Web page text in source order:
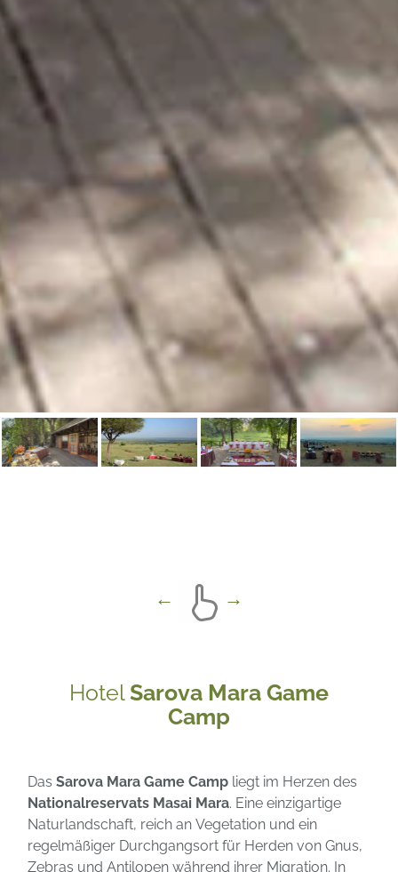
HotelSarova Mara Game
Camp
Das Sarova Mara Game Camp liegt im Herzen des
Nationalreservats Masai Mara. Eine einzigartige
Naturlandschaft, reich an Vegetation und ein
regelmäßiger Durchgangsort für Herden von Gnus,
Zebras und Antilopen während ihrer Migration. In